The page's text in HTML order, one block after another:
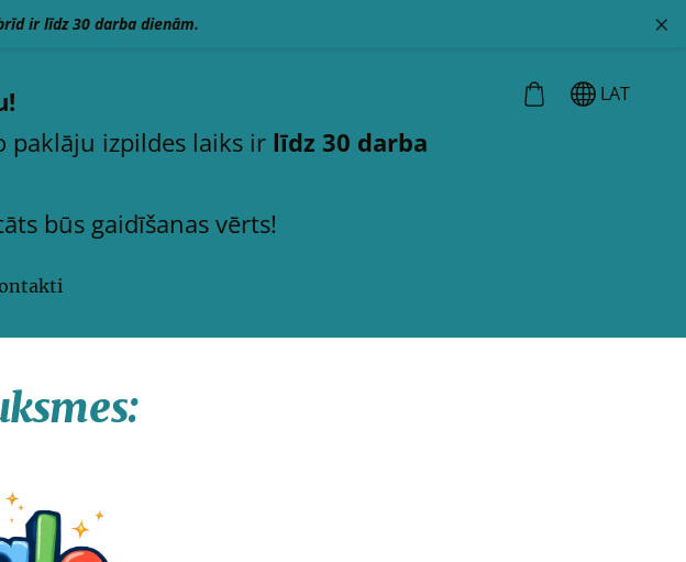
ir līdz 30 darba dienām. ×
paklāju izpildes laiks ir līdz 30 darba
būs gaidīšanas vērts!
LAT